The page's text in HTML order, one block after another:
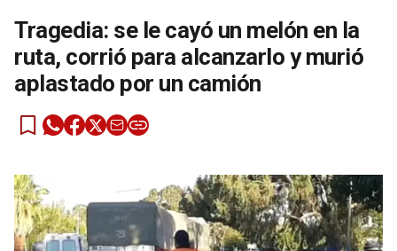
Tragedia: se le cayó un melón en la
ruta, corrió para alcanzarlo y murió
aplastado por un camión